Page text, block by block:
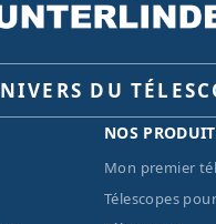
DU
NOS
Mon premier
Télescopes